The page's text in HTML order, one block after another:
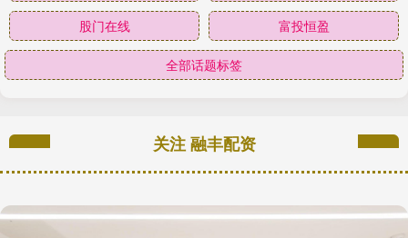
股门在线 富投恒盈
全部话题标签
关注 融丰配资